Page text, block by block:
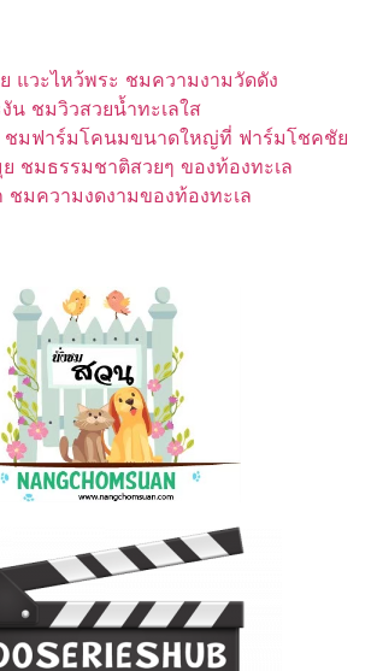
ย แวะไหว้พระ ชมความงามวัดดัง
งัน ชมวิวสวยน้ำทะเลใส
ชมฟาร์มโคนมขนาดใหญ่ที่ ฟาร์มโชคชัย
ย ชมธรรมชาติสวยๆ ของท้องทะเล
ชมความงดงามของท้องทะเล